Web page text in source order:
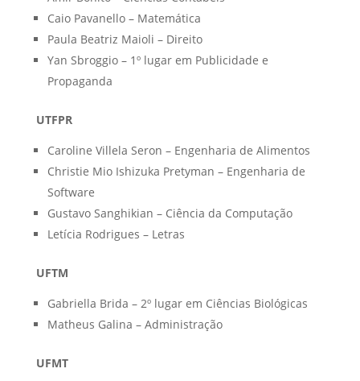
Caio Pavanello – Matemática
Paula Beatriz Maioli – Direito
Yan Sbroggio – 1º lugar em Publicidade e
Propaganda
UTFPR
Caroline Villela Seron – Engenharia de Alimentos
Christie Mio Ishizuka Pretyman – Engenharia de
Software
Gustavo Sanghikian – Ciência da Computação
Letícia Rodrigues – Letras
UFTM
Gabriella Brida – 2º lugar em Ciências Biológicas
Matheus Galina – Administração
UFMT